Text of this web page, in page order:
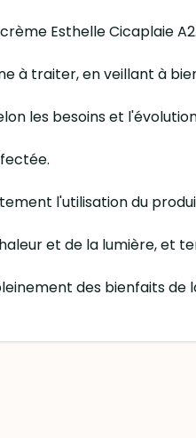
Esthelle Cicaplaie A2.
à traiter, en veillant à
les besoins et
l'utilisation du
et de la lumière, et
des bienfaits